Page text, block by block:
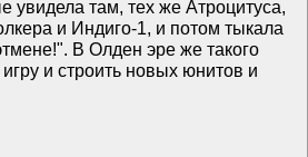
увидела там, тех же Атроцитуса,
и Индиго-1, и потом тыкала
В Олден эре же такого
и строить новых юнитов и